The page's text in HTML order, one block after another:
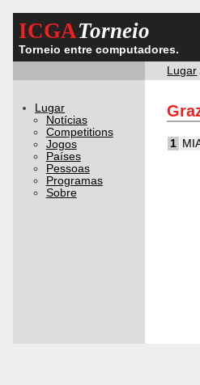
ICGATorneio
Torneio entre computadores.
Lugar
Lugar
Notícias
Competitions
Jogos
Países
Pessoas
Programas
Sobre
1